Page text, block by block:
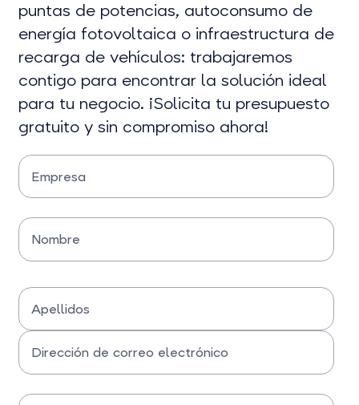
puntas de potencias, autoconsumo de
energía fotovoltaica o infraestructura de
recarga de vehículos: trabajaremos
contigo para encontrar la solución ideal
para tu negocio. ¡Solicita tu presupuesto
gratuito y sin compromiso ahora!
Empresa
Nombre
Apellidos
Por favor, introduzca sus apellidos
Dirección de correo electrónico